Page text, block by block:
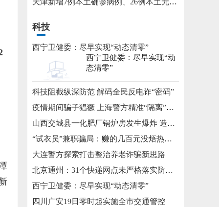
天津新增7例本土确诊病例、26例本土无症状感染者
科技
西宁卫健委：尽早实现“动态清零”
西宁卫健委：尽早实现“动
态清零”
2022-05-20
科技阻截纵深防范 解码全民反电诈“密码”
疫情期间骗子猖獗 上海警方精准“隔离”涉疫类诈骗
山西交城县一化肥厂锅炉房发生爆炸 造成3死2伤
“试衣员”兼职骗局：赚的几百元没焐热就被骗走几万元
大连警方探索打击整治养老诈骗新思路
北京通州：31个快递网点未严格落实防疫措施被责令整改
西宁卫健委：尽早实现“动态清零”
四川广安19日零时起实施全市交通管控